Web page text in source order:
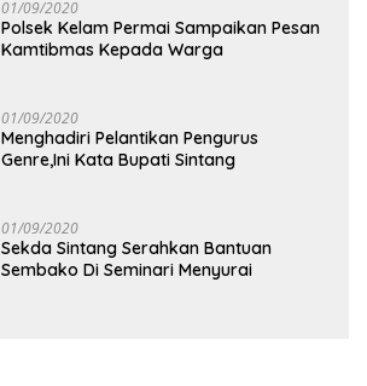
01/09/2020
Polsek Kelam Permai Sampaikan Pesan
Kamtibmas Kepada Warga
01/09/2020
Menghadiri Pelantikan Pengurus
Genre,Ini Kata Bupati Sintang
01/09/2020
Sekda Sintang Serahkan Bantuan
Sembako Di Seminari Menyurai